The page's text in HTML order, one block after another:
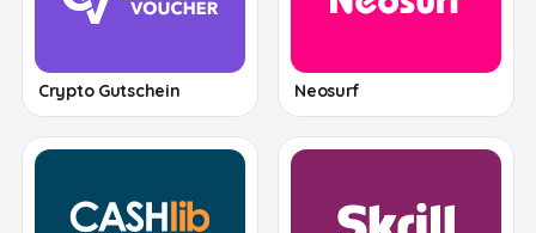
Crypto Gutschein Neosurf